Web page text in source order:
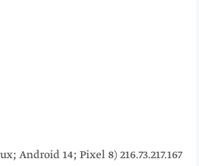
5.0 (Linux; Android 14; Pixel 8)